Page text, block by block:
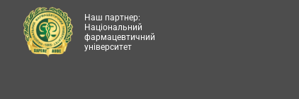
Наш партнер:
Національний
фармацевтичний
університет